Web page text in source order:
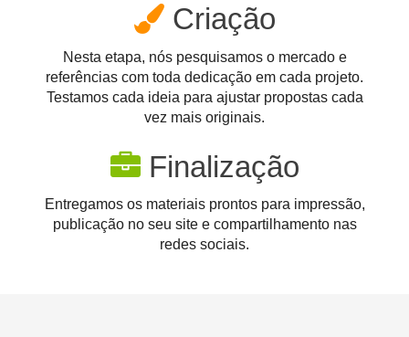
Criação
Nesta etapa, nós pesquisamos o mercado e
referências com toda dedicação em cada projeto.
Testamos cada ideia para ajustar propostas cada
vez mais originais.
Finalização
Entregamos os materiais prontos para impressão,
publicação no seu site e compartilhamento nas
redes sociais.